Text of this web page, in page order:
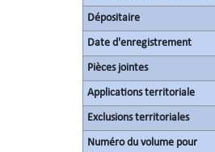
Dépositaire
Date d'enregistrement
Pièces jointes
Applications territoriale
Exclusions territoriales
Numéro du volume pour